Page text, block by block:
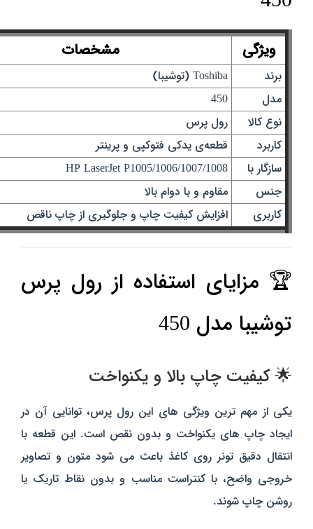
ویژگی مشخصات
برند
مدل
نوع کالا
رول پرس
کاربرد
قطعه‌ی یدکی فتوکپی و پرینتر
سازگار با
جنس
مقاوم و با دوام بالا
کاربری
افزایش کیفیت چاپ و جلوگیری از چاپ ناقص
🏆 مزایای استفاده از رول پرس
توشیبا مدل 450
🌟 کیفیت چاپ بالا و یکنواخت
یکی از مهم‌ ترین ویژگی‌ های این رول پرس، توانایی آن در
ایجاد چاپ‌ های یکنواخت و بدون نقص است. این قطعه با
انتقال دقیق تونر روی کاغذ باعث می‌ شود متون و تصاویر
خروجی واضح، با کنتراست مناسب و بدون نقاط تاریک یا
روشن چاپ شوند.